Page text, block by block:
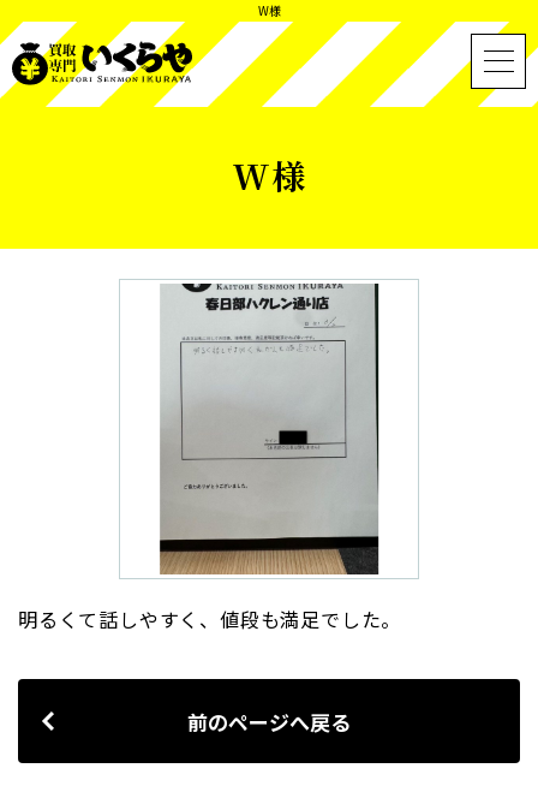
W様
W様
明るくて話しやすく、値段も満足でした。
前のページへ戻る